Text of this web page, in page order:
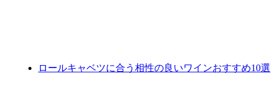
ロールキャベツに合う相性の良いワインおすすめ10選